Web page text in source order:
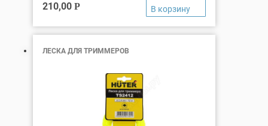
210,00 Р
ЛЕСКА ДЛЯ ТРИММЕРОВ